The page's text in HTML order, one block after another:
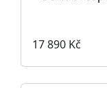
17 890 Kč